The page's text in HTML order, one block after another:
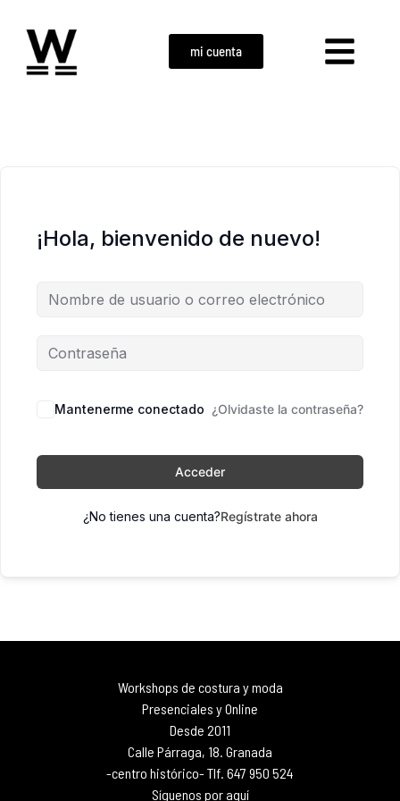
mi cuenta
¡Hola, bienvenido de nuevo!
Mantenerme conectado ¿Olvidaste la contraseña?
Acceder
¿No tienes una cuenta?Regístrate ahora
Workshops de costura y moda
Presenciales y Online
Desde 2011
Calle Párraga, 18. Granada
-centro histórico- Tlf. 647 950 524
Síguenos por aquí